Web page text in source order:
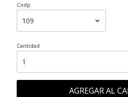
Codp
Cantidad
AGREGAR AL